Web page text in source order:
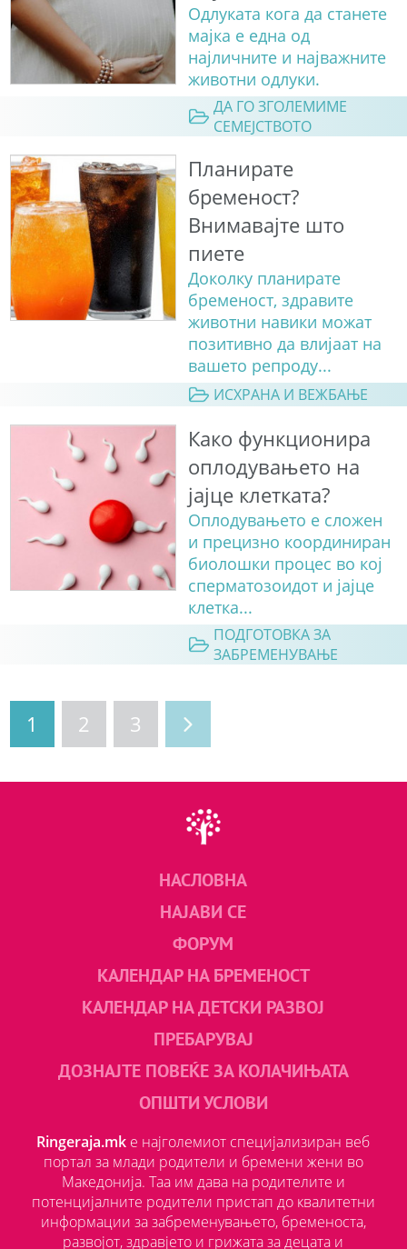
Одлуката кога да станете
мајка е една од
најличните и најважните
животни одлуки.
ДА ГО ЗГОЛЕМИМЕ
СЕМЕЈСТВОТО
Планирате
бременост?
Внимавајте што
пиете
Доколку планирате
бременост, здравите
животни навики можат
позитивно да влијаат на
вашето репроду...
ИСХРАНА И ВЕЖБАЊЕ
Како функционира
оплодувањето на
јајце клетката?
Оплодувањето е сложен
и прецизно координиран
биолошки процес во кој
сперматозоидот и јајце
клетка...
ПОДГОТОВКА ЗА
ЗАБРЕМЕНУВАЊЕ
1 2 3
НАСЛОВНА
НАЈАВИ СЕ
ФОРУМ
КАЛЕНДАР НА БРЕМЕНОСТ
КАЛЕНДАР НА ДЕТСКИ РАЗВОЈ
ПРЕБАРУВАЈ
ДОЗНАЈТЕ ПОВЕЌЕ ЗА КОЛАЧИЊАТА
ОПШТИ УСЛОВИ
Ringeraja.mk е најголемиот специјализиран веб
портал за млади родители и бремени жени во
Македонија. Таа им дава на родителите и
потенцијалните родители пристап до квалитетни
информации за забременувањето, бременоста,
развојот, здравјето и грижата за децата и